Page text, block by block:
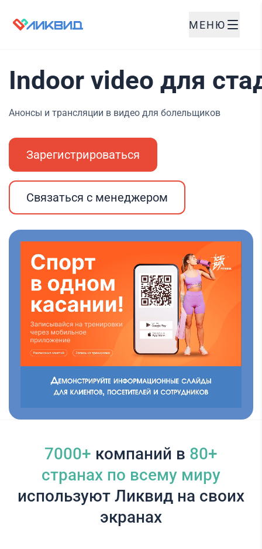
МЕНЮ
Indoor video для
Анонсы и трансляции в видео для болельщиков
Зарегистрироваться
Связаться с менеджером
7000+ компаний в 80+
cтранах по всему миру
используют Ликвид на своих
экранах